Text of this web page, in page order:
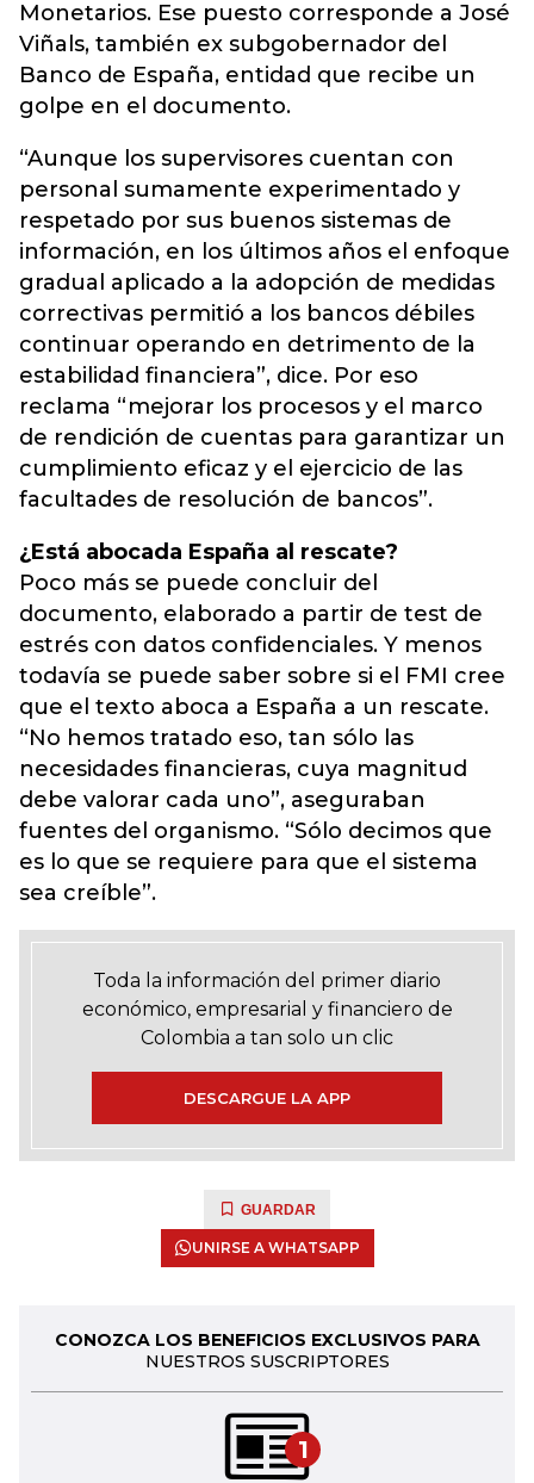
Monetarios. Ese puesto corresponde a José
Viñals, también ex subgobernador del
Banco de España, entidad que recibe un
golpe en el documento.
“Aunque los supervisores cuentan con
personal sumamente experimentado y
respetado por sus buenos sistemas de
información, en los últimos años el enfoque
gradual aplicado a la adopción de medidas
correctivas permitió a los bancos débiles
continuar operando en detrimento de la
estabilidad financiera”, dice. Por eso
reclama “mejorar los procesos y el marco
de rendición de cuentas para garantizar un
cumplimiento eficaz y el ejercicio de las
facultades de resolución de bancos”.
¿Está abocada España al rescate?
Poco más se puede concluir del
documento, elaborado a partir de test de
estrés con datos confidenciales. Y menos
todavía se puede saber sobre si el FMI cree
que el texto aboca a España a un rescate.
“No hemos tratado eso, tan sólo las
necesidades financieras, cuya magnitud
debe valorar cada uno”, aseguraban
fuentes del organismo. “Sólo decimos que
es lo que se requiere para que el sistema
sea creíble”.
Toda la información del primer diario
económico, empresarial y financiero de
Colombia a tan solo un clic
DESCARGUE LA APP
GUARDAR
UNIRSE A WHATSAPP
CONOZCA LOS BENEFICIOS EXCLUSIVOS PARA
NUESTROS SUSCRIPTORES
1